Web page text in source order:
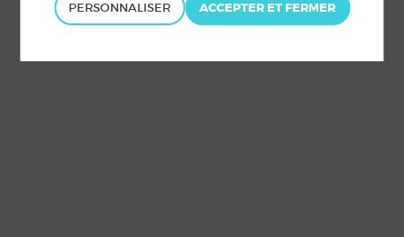
PERSONNALISER